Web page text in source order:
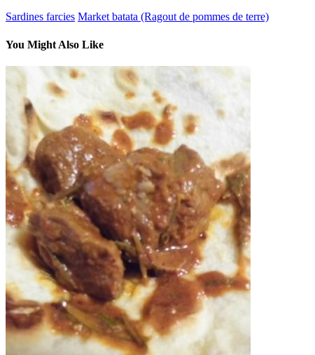
Sardines farcies Market batata (Ragout de pommes de terre)
You Might Also Like